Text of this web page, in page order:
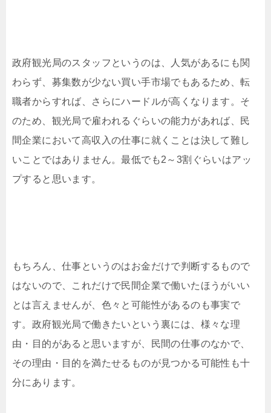
政府観光局のスタッフというのは、人気があるにも関
わらず、募集数が少ない買い手市場でもあるため、転
職者からすれば、さらにハードルが高くなります。そ
のため、観光局で雇われるぐらいの能力があれば、民
間企業において高収入の仕事に就くことは決して難し
いことではありません。最低でも2～3割ぐらいはアッ
プすると思います。
もちろん、仕事というのはお金だけで判断するもので
はないので、これだけで民間企業で働いたほうがいい
とは言えませんが、色々と可能性があるのも事実で
す。政府観光局で働きたいという裏には、様々な理
由・目的があると思いますが、民間の仕事のなかで、
その理由・目的を満たせるものが見つかる可能性も十
分にあります。